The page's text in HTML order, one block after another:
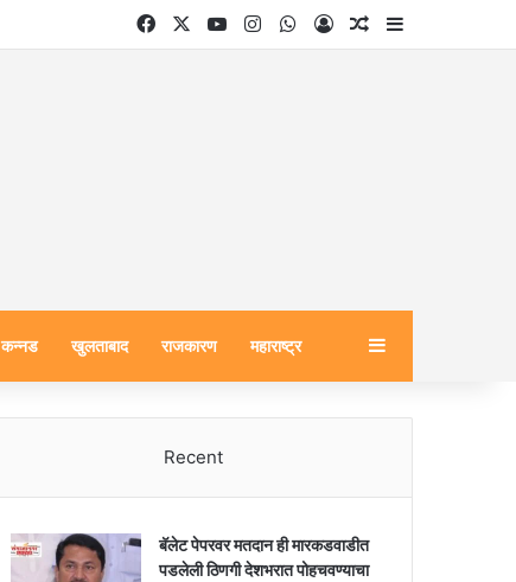
FacebookYouTubeInstagramWhatsApp
Log InRandom Article
Sidebar
कन्नड खुलताबाद राजकारण महाराष्ट्र Sidebar
Recent
बॅलेट पेपरवर मतदान ही मारकडवाडीत
पडलेली ठिणगी देशभरात पोहचवण्याचा